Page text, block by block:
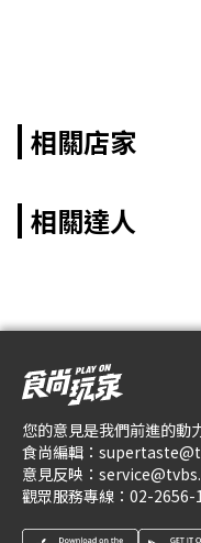
相關店家
相關達人
您的意見是我們前進的動
食尚編輯：
意見反映：
觀眾服務專線： 02-2656-